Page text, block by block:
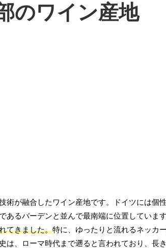
のワイン産地
術が融合したワイン産地です。ドイツには個
るバーデンと並んで最南端に位置しています
てきました。特に、ゆったりと流れるネッカ
、ローマ時代まで遡ると言われており、長